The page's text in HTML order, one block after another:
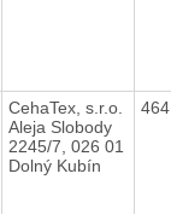
CehaTex, s.r.o.
Aleja Slobody
2245/7, 026 01
Dolný Kubín